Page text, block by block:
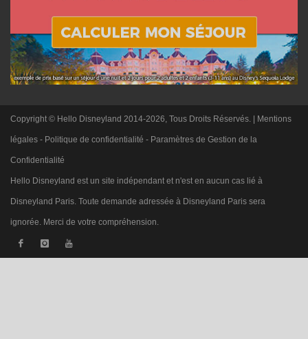
Copyright © Hello Disneyland 2014-2026, Tous Droits Réservés. | Mentions
légales - Politique de confidentialité - Paramètres de Gestion de la
Confidentialité
Hello Disneyland est un site indépendant et n'est en aucun cas lié à
Disneyland Paris. Toute demande adressée à Disneyland Paris sera
ignorée. Merci de votre compréhension.